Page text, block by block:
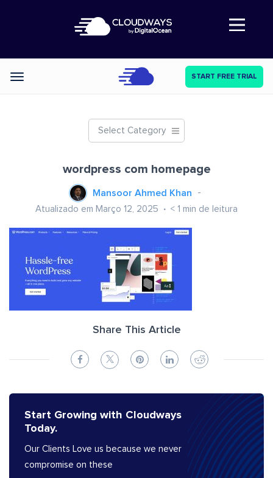
Abre a navegação
Categories START FREE TRIAL
Select Category
wordpress com homepage
Mansoor Ahmed Khan
Atualizado em Março 12, 2025 < 1 min de leitura
Share This Article
Start Growing with Cloudways
Today.
Our Clients Love us because we never
compromise on these